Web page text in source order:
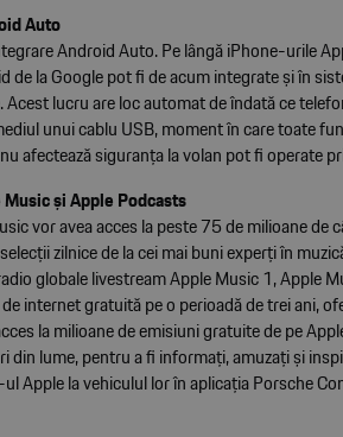
Auto
Android Auto. Pe lângă iPhone-urile
de la Google pot fi de acum integrate și în
lucru are loc automat de îndată ce
unui cablu USB, moment în care toate
afectează siguranța la volan pot fi operate
și Apple Podcasts
vor avea acces la peste 75 de milioane de
zilnice de la cei mai buni experți în
globale livestream Apple Music 1, Apple
internet gratuită pe o perioadă de trei ani,
la milioane de emisiuni gratuite de pe
lume, pentru a fi informați, amuzați și
Apple la vehiculul lor în aplicația Porsche